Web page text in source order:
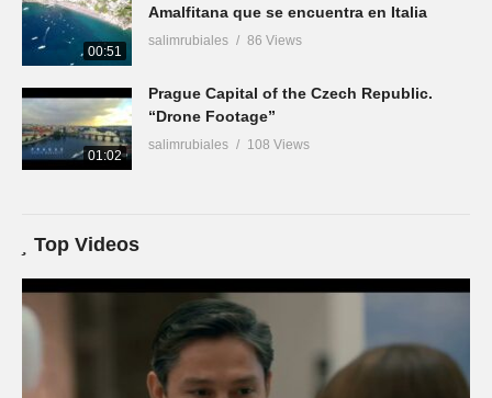
00:51
Amalfitana que se encuentra en Italia
salimrubiales 86 Views
01:02
Prague Capital of the Czech Republic.
“Drone Footage”
salimrubiales 108 Views
Top Videos